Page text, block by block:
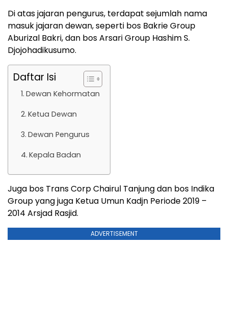
Di atas jajaran pengurus, terdapat sejumlah nama
masuk jajaran dewan, seperti bos Bakrie Group
Aburizal Bakri, dan bos Arsari Group Hashim S.
Djojohadikusumo.
Daftar Isi
Dewan Kehormatan
Ketua Dewan
Dewan Pengurus
Kepala Badan
Juga bos Trans Corp Chairul Tanjung dan bos Indika
Group yang juga Ketua Umun Kadjn Periode 2019 –
2014 Arsjad Rasjid.
ADVERTISEMENT